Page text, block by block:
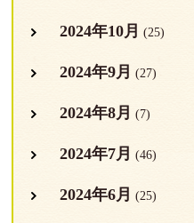
2024年10月 (25)
2024年9月 (27)
2024年8月 (7)
2024年7月 (46)
2024年6月 (25)